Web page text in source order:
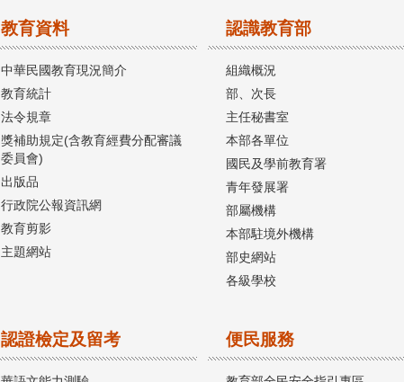
教育資料
中華民國教育現況簡介
教育統計
法令規章
獎補助規定(含教育經費分配審議
委員會)
出版品
行政院公報資訊網
教育剪影
主題網站
認識教育部
組織概況
部、次長
主任秘書室
本部各單位
國民及學前教育署
青年發展署
部屬機構
本部駐境外機構
部史網站
各級學校
認證檢定及留考 便民服務